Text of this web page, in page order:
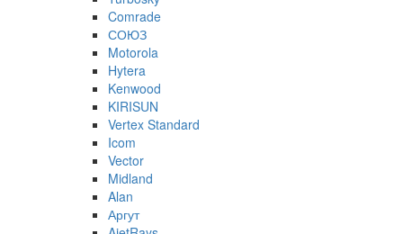
Comrade
СОЮЗ
Motorola
Hytera
Kenwood
KIRISUN
Vertex Standard
Icom
Vector
Midland
Alan
Аргут